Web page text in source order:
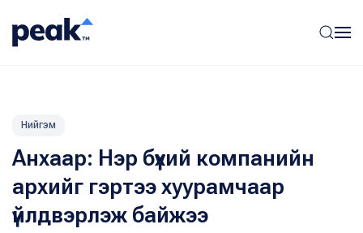
Нийгэм
Анхаар: Нэр бүхий компанийн
архийг гэртээ хуурамчаар
үйлдвэрлэж байжээ